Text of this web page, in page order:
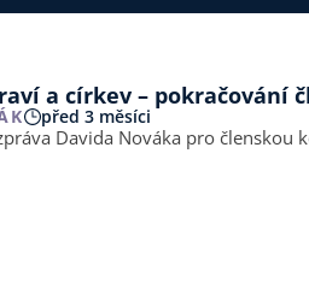
a církev – pokračování
před 3 měsíci
Davida Nováka pro členskou